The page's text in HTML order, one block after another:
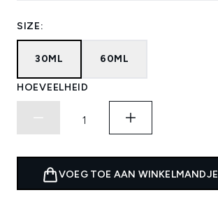
SIZE:
30ML 60ML
HOEVEELHEID
VOEG TOE AAN WINKELMANDJE